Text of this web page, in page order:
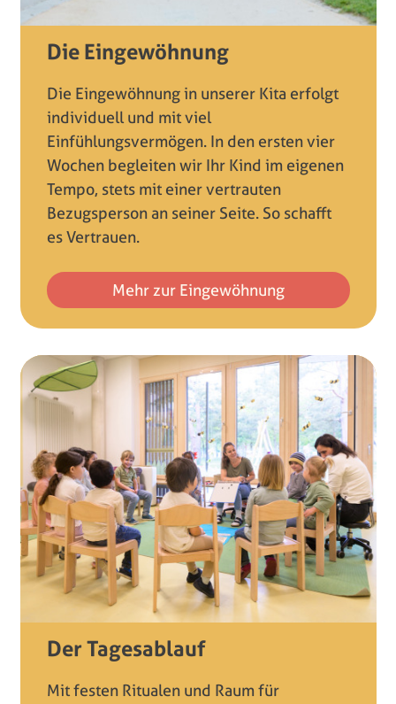
Die Eingewöhnung
Die Eingewöhnung in unserer Kita erfolgt
individuell und mit viel
Einfühlungsvermögen. In den ersten vier
Wochen begleiten wir Ihr Kind im eigenen
Tempo, stets mit einer vertrauten
Bezugsperson an seiner Seite. So schafft
es Vertrauen.
Mehr zur Eingewöhnung
Der Tagesablauf
Mit festen Ritualen und Raum für